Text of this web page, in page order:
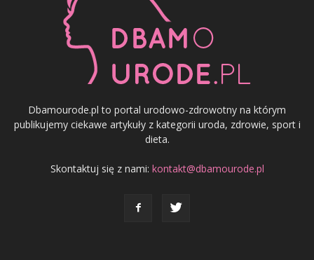
Dbamourode.pl to portal urodowo-zdrowotny na którym
publikujemy ciekawe artykuły z kategorii uroda, zdrowie, sport i
dieta.
Skontaktuj się z nami: kontakt@dbamourode.pl